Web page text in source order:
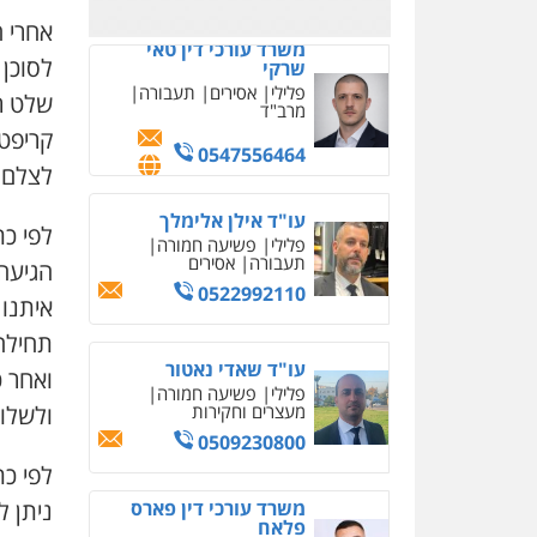
עו"ד נס בן נתן
פלילי כלכלי פשיעה
חמורה נוער
0505555110
עו"ד משה פלמור
פלילי כלכלי צווארון לבן
עורכי דין לענייני אסירים
0549732303
סלימאן אבו שעירה –
משרד עורכי דין
פלילי בטחוני צבאי
0547780927
עו"ד אסף גונן
פלילי פשע חמור
אחרי
לצלם
לפי
לפי
ניתן